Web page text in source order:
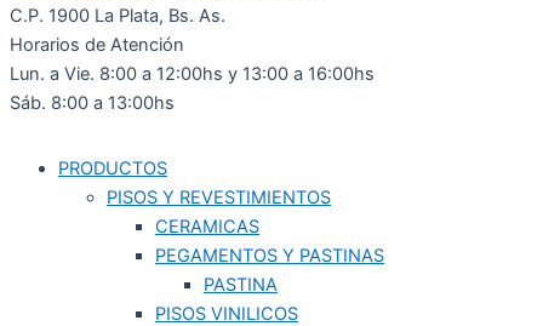
C.P. 1900 La Plata, Bs. As.
Horarios de Atención
Lun. a Vie. 8:00 a 12:00hs y 13:00 a 16:00hs
Sáb. 8:00 a 13:00hs
PRODUCTOS
PISOS Y REVESTIMIENTOS
CERAMICAS
PEGAMENTOS Y PASTINAS
PASTINA
PISOS VINILICOS